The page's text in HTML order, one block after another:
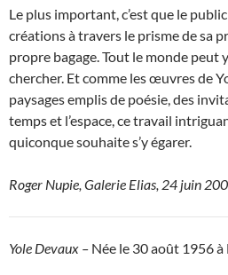
Le plus important, c’est que le
créations à travers le prisme de sa
propre bagage. Tout le monde peut
chercher. Et comme les œuvres de
paysages emplis de poésie, des
temps et l’espace, ce travail
quiconque souhaite s’y égarer.
Roger Nupie, Galerie Elias, 24 juin
Yole Devaux – Née le 30 août 1956